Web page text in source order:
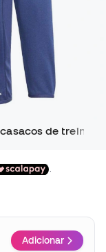
de treino
Adicionar